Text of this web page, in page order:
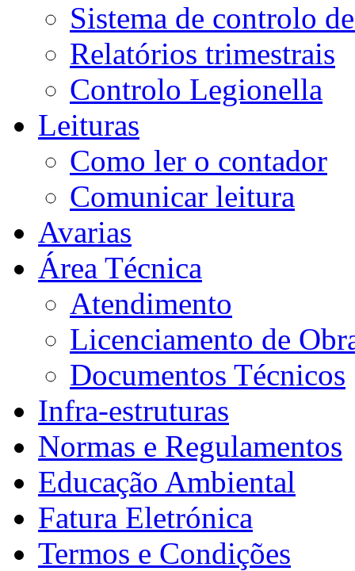
Sistema de controlo
Relatórios trimestrais
Controlo Legionella
Leituras
Como ler o contador
Comunicar leitura
Avarias
Área Técnica
Atendimento
Licenciamento de
Documentos Técnicos
Infra-estruturas
Normas e Regulamentos
Educação Ambiental
Fatura Eletrónica
Termos e Condições